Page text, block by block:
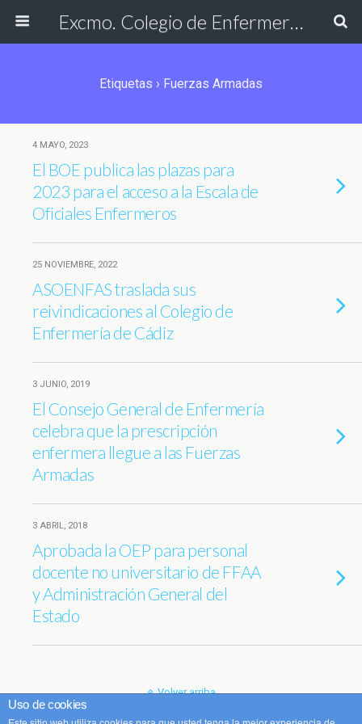
Excmo. Colegio de Enfermería de Cádiz
Etiquetas › Fuerzas Armadas
4 MAYO, 2023
El BOE publica las plazas para
2023 para el acceso a la Escala de
Oficiales Enfermeros
25 NOVIEMBRE, 2022
ASOENFAS traslada sus
reivindicaciones al Colegio de
Enfermería de Cádiz
3 JUNIO, 2019
El Consejo General de Enfermería
celebra que la prescripción
enfermera llegue a las Fuerzas
Armadas
3 ABRIL, 2018
Aprobada la OEP para personal
docente no universitario de FFAA
y Administración General del
Estado
Volver arriba
Uso de cookies